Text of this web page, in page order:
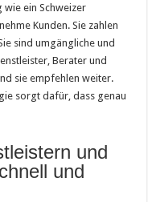
wie ein Schweizer
Kunden. Sie zahlen
sind umgängliche und
Berater und
sie empfehlen weiter.
sorgt dafür, dass genau
und
und